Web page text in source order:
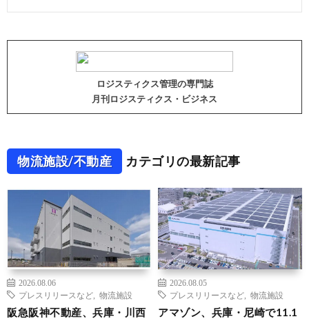
ロジスティクス管理の専門誌
月刊ロジスティクス・ビジネス
物流施設/不動産 カテゴリの最新記事
2026.08.06
プレスリリースなど
物流施設
阪急阪神不動産、兵庫・川西
2026.08.05
プレスリリースなど
物流施設
アマゾン、兵庫・尼崎で11.1